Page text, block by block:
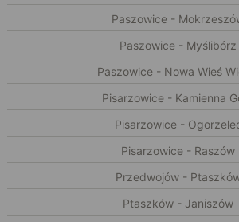
Paszowice -
Paszowice - Myślibórz
Paszowice - Nowa Wieś
Pisarzowice - Kamienna
Pisarzowice -
Pisarzowice - Raszów
Przedwojów -
Ptaszków - Janiszów